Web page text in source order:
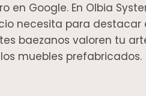
en Google. En Olbia
necesita para destacar
baezanos valoren tu
muebles prefabricados.